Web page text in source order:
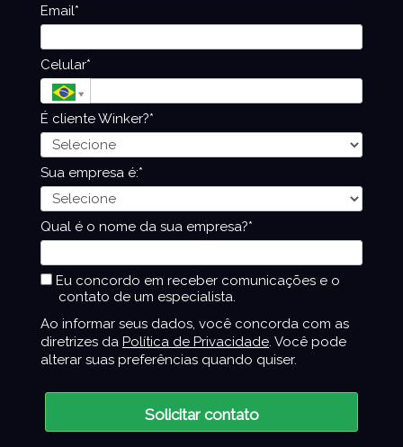
Email*
Celular*
É cliente Winker?*
Sua empresa é:*
Qual é o nome da sua empresa?*
Eu concordo em receber comunicações e o
contato de um especialista.
Ao informar seus dados, você concorda com as
diretrizes da Política de Privacidade. Você pode
alterar suas preferências quando quiser.
Solicitar contato